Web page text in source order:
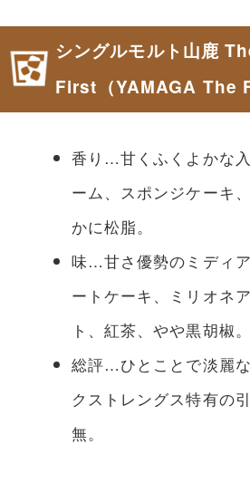
シングルモルト山鹿
First（YAMAGA The
香り…甘くふくよかな
ーム、スポンジケーキ
かに松脂。
味…甘さ優勢のミディ
ートケーキ、ミリオネ
ト、紅茶、やや黒胡椒。
総評…ひとことで淡麗
クストレングス特有の
無。